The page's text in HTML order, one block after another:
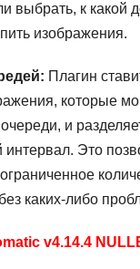
выбрать, к какой
изображения.
Плагин
которые
и
интервал. Это
каких-либо
v4.14.4